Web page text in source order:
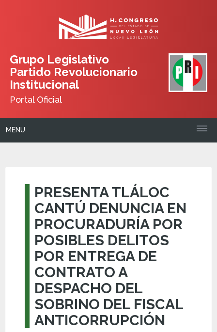
Grupo Legislativo
Partido Revolucionario
Institucional
Portal Oficial
MENU
PRESENTA TLÁLOC
CANTÚ DENUNCIA EN
PROCURADURÍA POR
POSIBLES DELITOS
POR ENTREGA DE
CONTRATO A
DESPACHO DEL
SOBRINO DEL FISCAL
ANTICORRUPCIÓN